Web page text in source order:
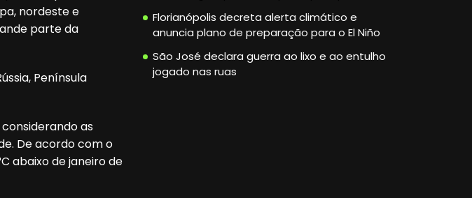
nordeste e
parte da
Península
as
De acordo com o
abaixo de janeiro de
Florianópolis decreta alerta climático e
anuncia plano de preparação para o El Niño
São José declara guerra ao lixo e ao entulho
jogado nas ruas